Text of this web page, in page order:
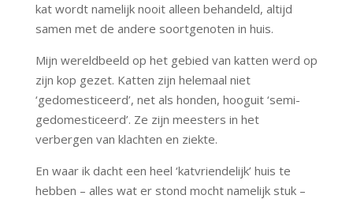
kat wordt namelijk nooit alleen behandeld, altijd
samen met de andere soortgenoten in huis.
Mijn wereldbeeld op het gebied van katten werd op
zijn kop gezet. Katten zijn helemaal niet
‘gedomesticeerd’, net als honden, hooguit ‘semi-
gedomesticeerd’. Ze zijn meesters in het
verbergen van klachten en ziekte.
En waar ik dacht een heel ‘katvriendelijk’ huis te
hebben – alles wat er stond mocht namelijk stuk –